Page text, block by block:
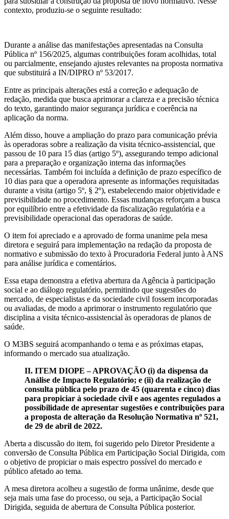
contexto, produziu-se o seguinte resultado:
Durante a análise das manifestações apresentadas na Consulta
Pública nº 156/2025, algumas contribuições foram acolhidas, total
ou parcialmente, ensejando ajustes relevantes na proposta normativa
que substituirá a IN/DIPRO nº 53/2017.
Entre as principais alterações está a correção e adequação de
redação, medida que busca aprimorar a clareza e a precisão técnica
do texto, garantindo maior segurança jurídica e coerência na
aplicação da norma.
Além disso, houve a ampliação do prazo para comunicação prévia
às operadoras sobre a realização da visita técnico-assistencial, que
passou de 10 para 15 dias (artigo 5º), assegurando tempo adicional
para a preparação e organização interna das informações
necessárias. Também foi incluída a definição de prazo específico de
10 dias para que a operadora apresente as informações requisitadas
durante a visita (artigo 5º, § 2º), estabelecendo maior objetividade e
previsibilidade no procedimento. Essas mudanças reforçam a busca
por equilíbrio entre a efetividade da fiscalização regulatória e a
previsibilidade operacional das operadoras de saúde.
O item foi apreciado e a aprovado de forma unanime pela mesa
diretora e seguirá para implementação na redação da proposta de
normativo e submissão do texto à Procuradoria Federal junto à ANS
para análise jurídica e comentários.
Essa etapa demonstra a efetiva abertura da Agência à participação
social e ao diálogo regulatório, permitindo que sugestões do
mercado, de especialistas e da sociedade civil fossem incorporadas
ou avaliadas, de modo a aprimorar o instrumento regulatório que
disciplina a visita técnico-assistencial às operadoras de planos de
saúde.
O M3BS seguirá acompanhando o tema e as próximas etapas,
informando o mercado sua atualização.
II. ITEM DIOPE – APROVAÇÃO (i) da dispensa da
Análise de Impacto Regulatório; e (ii) da realização de
consulta pública pelo prazo de 45 (quarenta e cinco) dias
para propiciar à sociedade civil e aos agentes regulados a
possibilidade de apresentar sugestões e contribuições para
a proposta de alteração da Resolução Normativa nº 521,
de 29 de abril de 2022.
Aberta a discussão do item, foi sugerido pelo Diretor Presidente a
conversão de Consulta Pública em Participação Social Dirigida, com
o objetivo de propiciar o mais espectro possível do mercado e
público afetado ao tema.
A mesa diretora acolheu a sugestão de forma unânime, desde que
seja mais uma fase do processo, ou seja, a Participação Social
Dirigida, seguida de abertura de Consulta Pública posterior.